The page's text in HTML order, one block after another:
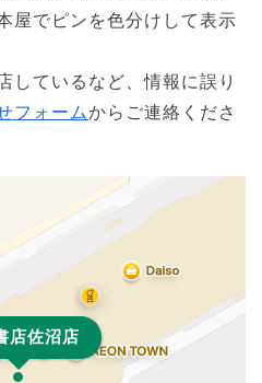
屋でピンを色分けして表示
しているなど、情報に誤り
フォームからご連絡くださ
店佐沼店